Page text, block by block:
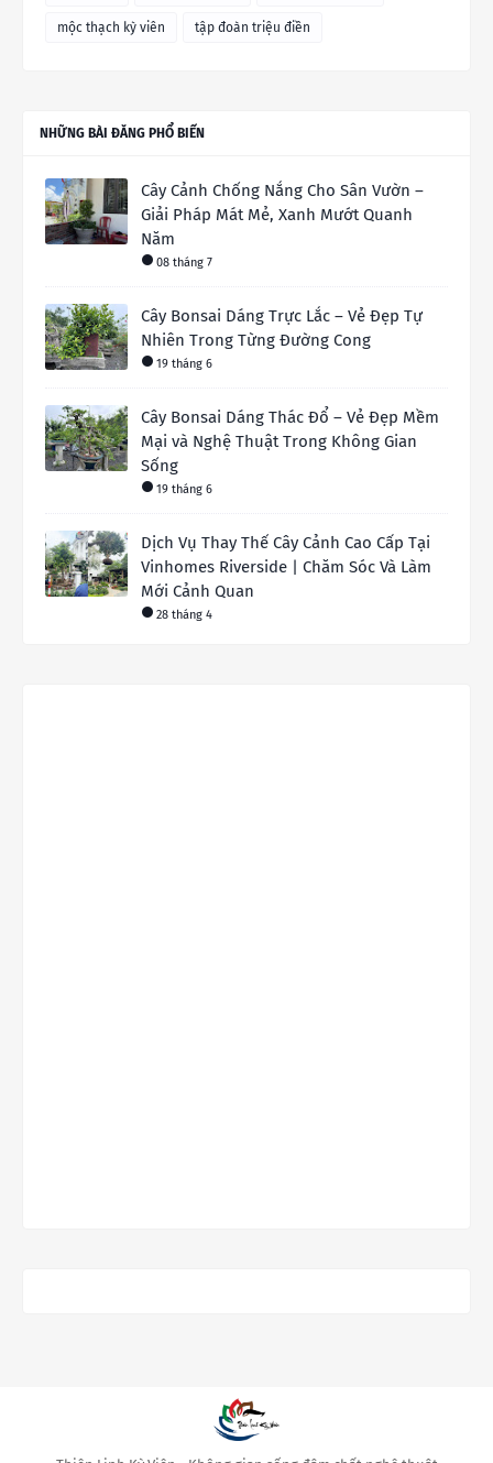
mộc thạch kỳ viên tập đoàn triệu điền
NHỮNG BÀI ĐĂNG PHỔ BIẾN
Cây Cảnh Chống Nắng Cho Sân Vườn –
Giải Pháp Mát Mẻ, Xanh Mướt Quanh
Năm
08 tháng 7
Cây Bonsai Dáng Trực Lắc – Vẻ Đẹp Tự
Nhiên Trong Từng Đường Cong
19 tháng 6
Cây Bonsai Dáng Thác Đổ – Vẻ Đẹp Mềm
Mại và Nghệ Thuật Trong Không Gian
Sống
19 tháng 6
Dịch Vụ Thay Thế Cây Cảnh Cao Cấp Tại
Vinhomes Riverside | Chăm Sóc Và Làm
Mới Cảnh Quan
28 tháng 4